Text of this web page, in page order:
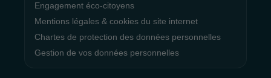
Engagement éco-citoyens
Mentions légales & cookies du site internet
Chartes de protection des données personnelles
Gestion de vos données personnelles